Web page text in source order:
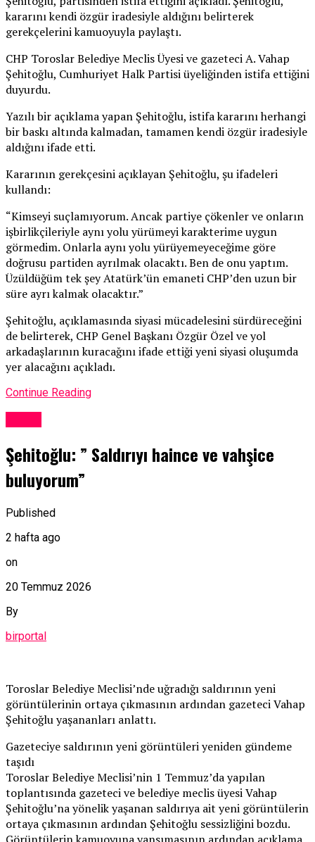
kararını kendi özgür iradesiyle aldığını belirterek
gerekçelerini kamuoyuyla paylaştı.
CHP Toroslar Belediye Meclis Üyesi ve gazeteci A. Vahap
Şehitoğlu, Cumhuriyet Halk Partisi üyeliğinden istifa ettiğini
duyurdu.
Yazılı bir açıklama yapan Şehitoğlu, istifa kararını herhangi
bir baskı altında kalmadan, tamamen kendi özgür iradesiyle
aldığını ifade etti.
Kararının gerekçesini açıklayan Şehitoğlu, şu ifadeleri
kullandı:
“Kimseyi suçlamıyorum. Ancak partiye çökenler ve onların
işbirlikçileriyle aynı yolu yürümeyi karakterime uygun
görmedim. Onlarla aynı yolu yürüyemeyeceğime göre
doğrusu partiden ayrılmak olacaktı. Ben de onu yaptım.
Üzüldüğüm tek şey Atatürk’ün emaneti CHP’den uzun bir
süre ayrı kalmak olacaktır.”
Şehitoğlu, açıklamasında siyasi mücadelesini sürdüreceğini
de belirterek, CHP Genel Başkanı Özgür Özel ve yol
arkadaşlarının kuracağını ifade ettiği yeni siyasi oluşumda
yer alacağını açıkladı.
Continue Reading
Şehitoğlu: ” Saldırıyı haince ve vahşice
buluyorum”
Published
2 hafta ago
on
20 Temmuz 2026
By
birportal
Toroslar Belediye Meclisi’nde uğradığı saldırının yeni
görüntülerinin ortaya çıkmasının ardından gazeteci Vahap
Şehitoğlu yaşananları anlattı.
Gazeteciye saldırının yeni görüntüleri yeniden gündeme
taşıdı
Toroslar Belediye Meclisi’nin 1 Temmuz’da yapılan
toplantısında gazeteci ve belediye meclis üyesi Vahap
Şehitoğlu’na yönelik yaşanan saldırıya ait yeni görüntülerin
ortaya çıkmasının ardından Şehitoğlu sessizliğini bozdu.